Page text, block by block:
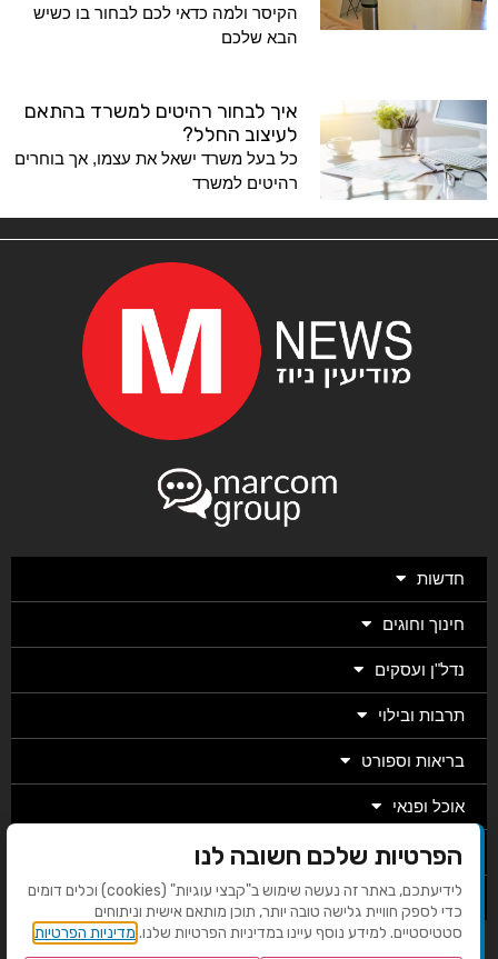
הקיסר ולמה כדאי לכם לבחור בו כשיש
הבא שלכם
איך לבחור רהיטים למשרד בהתאם
לעיצוב החלל?
כל בעל משרד ישאל את עצמו, אך בוחרים
רהיטים למשרד
חדשות
חינוך וחוגים
נדל"ן ועסקים
תרבות ובילוי
בריאות וספורט
אוכל ופנאי
מגזין
מערכת
הפרטיות שלכם חשובה לנו
לידיעתכם, באתר זה נעשה שימוש ב"קבצי עוגיות" (cookies) וכלים דומים
כדי לספק חוויית גלישה טובה יותר, תוכן מותאם אישית וניתוחים
סטטיסטיים. למידע נוסף עיינו במדיניות הפרטיות שלנו. מדיניות הפרטיות